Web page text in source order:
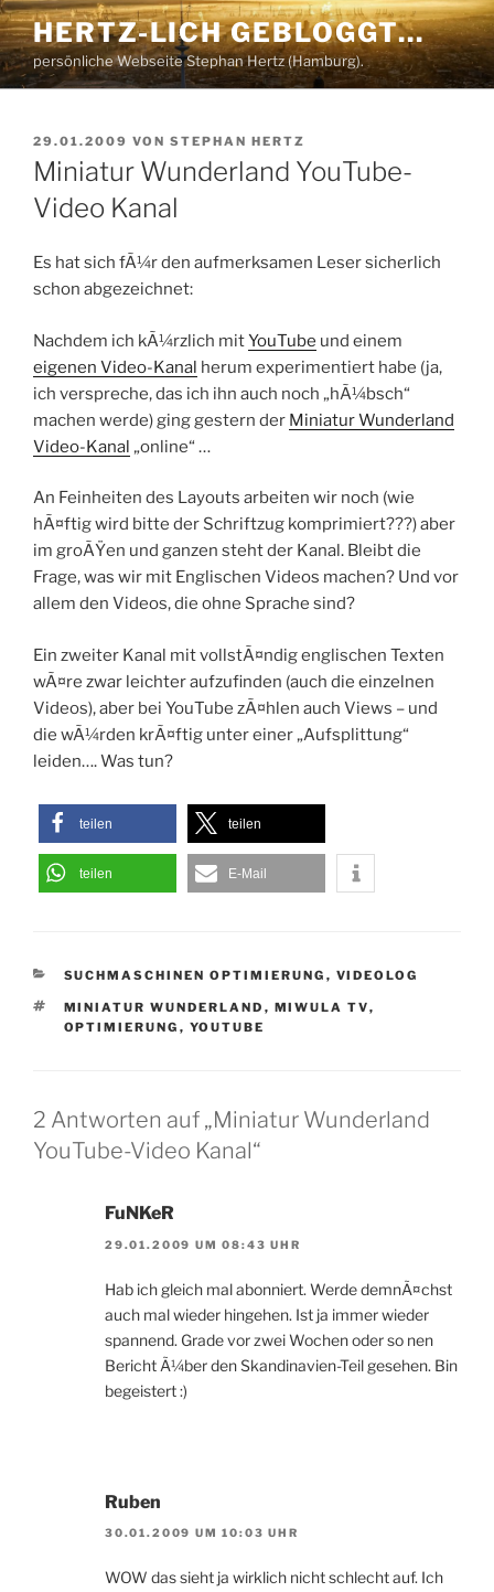
Zum
Inhalt
springen
HERTZ-LICH GEBLOGGT…
persönliche Webseite Stephan Hertz (Hamburg).
VERÖFFENTLICHT
AM
29.01.2009 VON STEPHAN HERTZ
Miniatur Wunderland YouTube-
Video Kanal
Es hat sich fÃ¼r den aufmerksamen Leser sicherlich
schon abgezeichnet:
Nachdem ich kÃ¼rzlich mitYouTube und einem
eigenen Video-Kanal herum experimentiert habe (ja,
ich verspreche, das ich ihn auch noch „hÃ¼bsch“
machen werde) ging gestern der Miniatur Wunderland
Video-Kanal „online“ …
An Feinheiten des Layouts arbeiten wir noch (wie
hÃ¤ftig wird bitte der Schriftzug komprimiert???) aber
im groÃŸen und ganzen steht der Kanal. Bleibt die
Frage, was wir mit Englischen Videos machen? Und vor
allem den Videos, die ohne Sprache sind?
Ein zweiter Kanal mit vollstÃ¤ndig englischen Texten
wÃ¤re zwar leichter aufzufinden (auch die einzelnen
Videos), aber bei YouTube zÃ¤hlen auch Views – und
die wÃ¼rden krÃ¤ftig unter einer „Aufsplittung“
leiden…. Was tun?
teilen teilen
teilen E-Mail
KATEGORIEN
SUCHMASCHINEN OPTIMIERUNG , VIDEOLOG
SCHLAGWÖRTER
MINIATUR WUNDERLAND , MIWULA TV,
OPTIMIERUNG , YOUTUBE
2 Antworten auf „Miniatur Wunderland
YouTube-Video Kanal“
FuNKeR
29.01.2009 UM 08:43 UHR
Hab ich gleich mal abonniert. Werde demnÃ¤chst
auch mal wieder hingehen. Ist ja immer wieder
spannend. Grade vor zwei Wochen oder so nen
Bericht Ã¼ber den Skandinavien-Teil gesehen. Bin
begeistert :)
Ruben
30.01.2009 UM 10:03 UHR
WOW das sieht ja wirklich nicht schlecht auf. Ich